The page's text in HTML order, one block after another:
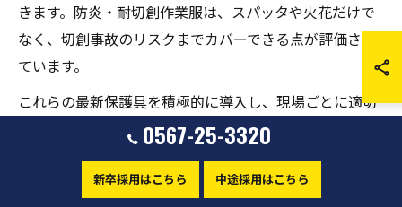
きます。防炎・耐切創作業服は、スパッタや火花だけで
なく、切創事故のリスクまでカバーできる点が評価され
ています。
これらの最新保護具を積極的に導入し、現場ごとに適切
な使い分けを行うことが、事故防止と作業効率向上の両
者が最新の安全対策を理解・実践できる環境づくりが求
0567-25-3320
新卒採用はこちら 中途採用はこちら